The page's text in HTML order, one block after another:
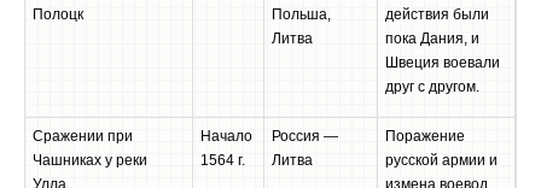
Полоцк
Польша,
Литва
действия были
пока Дания, и
Швеция воевали
друг с другом.
Сражении при
Чашниках у реки
Улла.
Начало
1564 г.
Россия —
Литва
Поражение
русской армии и
измена воевод